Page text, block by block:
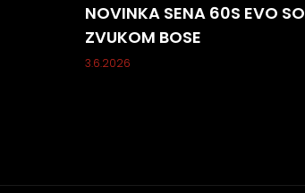
NOVINKA SENA 60S EVO SO
ZVUKOM BOSE
3.6.2026